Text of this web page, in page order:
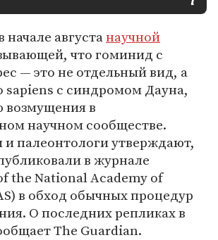
августанаучной
что гоминид с
— это не отдельный вид, а
sapiens c синдромом Дауна,
возмущения в
научном сообществе.
палеонтологи утверждают,
в журнале
the National Academy of
в обход обычных процедур
О последних репликах в
The Guardian.